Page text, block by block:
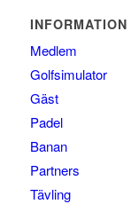
INFORMATION
Medlem
Golfsimulator
Gäst
Padel
Banan
Partners
Tävling